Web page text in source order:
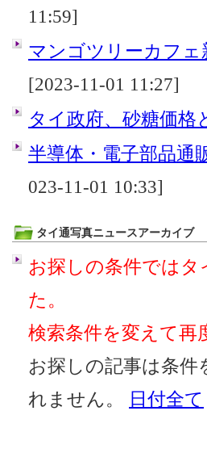
11:59]
マンゴツリーカフ
[2023-11-01 11:27]
タイ政府、砂糖価
半導体・電子部品通
023-11-01 10:33]
タイ通写真ニュースアーカイブ
お探しの条件では
た。
検索条件を変えて再
お探しの記事は条
れません。
日付全て